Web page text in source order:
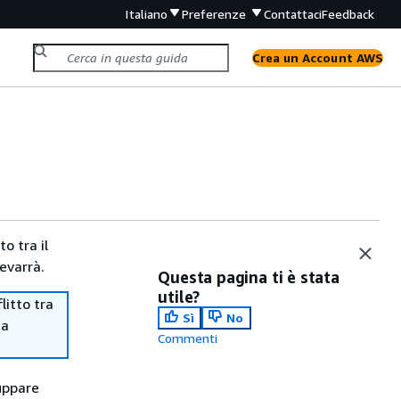
Italiano Preferenze ContattaciFeedback
Crea un Account AWS
tra il
tra
Questa pagina ti è stata
utile?
Sì
No
Commenti